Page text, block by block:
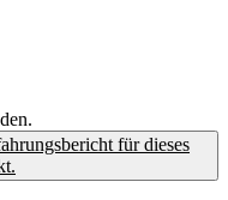
für dieses